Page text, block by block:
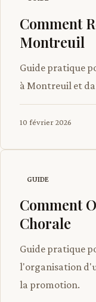
Comment
Montreuil
Guide pratique
à Montreuil et
10 février 2026
GUIDE
Comment
Chorale
Guide pratique
l'organisation
la promotion.